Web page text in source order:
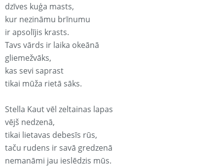
dzīves kuģa masts,
kur nezināmu brīnumu
ir apsolījis krasts.
Tavs vārds ir laika okeānā
gliemežvāks,
kas sevi saprast
tikai mūža rietā sāks.
Stella Kaut vēl zeltainas lapas
vējš nedzenā,
tikai lietavas debesīs rūs,
taču rudens ir savā gredzenā
nemanāmi jau ieslēdzis mūs.